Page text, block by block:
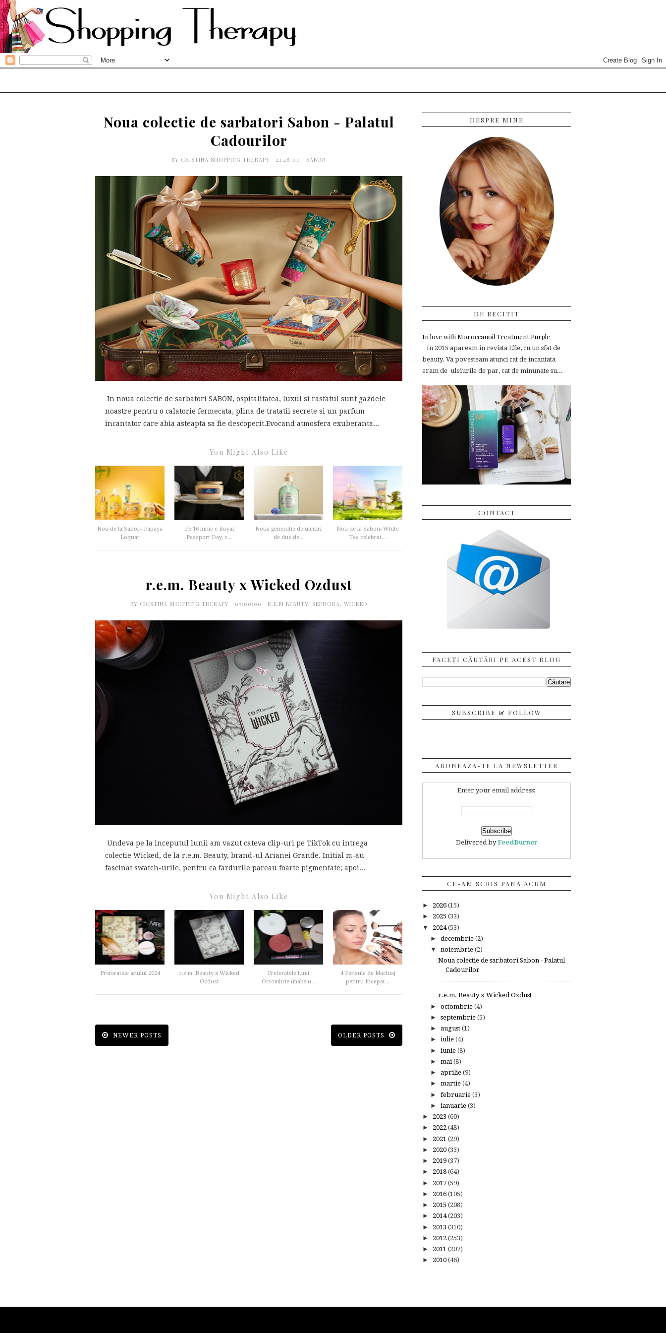
Noua colectie de sarbatori Sabon - Palatul
Cadourilor
BY CRISTINA SHOPPING THERAPY 21:28:00 SABON
In noua colectie de sarbatori SABON, ospitalitatea, luxul si rasfatul sunt gazdele
noastre pentru o calatorie fermecata, plina de tratatii secrete si un parfum
incantator care abia asteapta sa fie descoperit.Evocand atmosfera exuberanta...
You Might Also Like
Nou de la Sabon- Papaya
Loquat
Pe 16 iunie e Royal
Passport Day, c...
Noua generatie de uleiuri
de dus de...
Nou de la Sabon- White
Tea celebrat...
r.e.m. Beauty x Wicked Ozdust
BY CRISTINA SHOPPING THERAPY 07:00:00 R.E.M BEAUTY, SEPHORA, WICKED
Undeva pe la inceputul lunii am vazut cateva clip-uri pe TikTok cu intrega
colectie Wicked, de la r.e.m. Beauty, brand-ul Arianei Grande. Initial m-au
fascinat swatch-urile, pentru ca fardurile pareau foarte pigmentate; apoi...
You Might Also Like
Preferatele anului 2024
r.e.m. Beauty x Wicked
Ozdust
Preferatele lunii
Octombrie (make-u...
4 Pensule de Machiaj
pentru Incepat...
OLDER POSTS
NEWER POSTS
DESPRE MINE
DE RECITIT
In love with Moroccanoil Treatment Purple
In 2015 apaream in revista Elle, cu un sfat de
beauty. Va povesteam atunci cat de incantata
eram de uleiurile de par, cat de minunate su...
CONTACT
FACEȚI CĂUTĂRI PE ACEST BLOG
SUBSCRIBE & FOLLOW
ABONEAZA-TE LA NEWSLETTER
Enter your email address:
Delivered byFeedBurner
CE-AM SCRIS PANA ACUM
► 2026 (15)
► 2025 (33)
▼ 2024(53)
► decembrie (2)
▼ noiembrie (2)
Noua colectie de sarbatori Sabon - Palatul
Cadourilor
r.e.m. Beauty x Wicked Ozdust
► octombrie (4)
► septembrie (5)
► august (1)
► iulie (4)
► iunie (8)
► mai (8)
► aprilie (9)
► martie (4)
► februarie (3)
► ianuarie (3)
► 2023 (60)
► 2022 (48)
► 2021 (29)
► 2020 (33)
► 2019 (37)
► 2018 (64)
► 2017 (59)
► 2016 (105)
► 2015 (208)
► 2014(203)
► 2013 (310)
► 2012 (253)
► 2011 (207)
► 2010 (46)